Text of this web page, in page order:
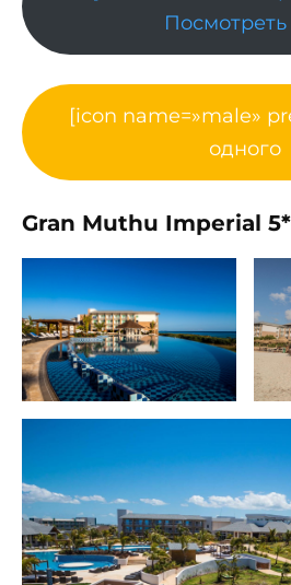
Посмотреть
[icon name=»male»
одного
Gran Muthu Imperial 5*